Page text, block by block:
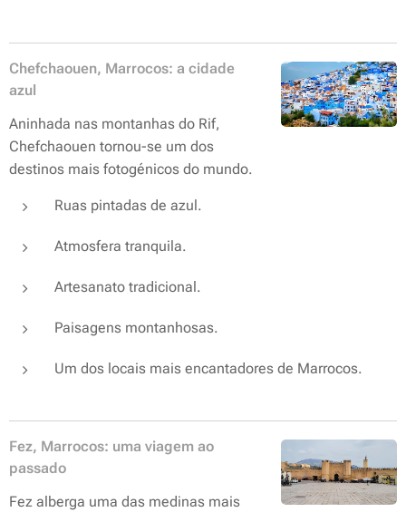
Chefchaouen, Marrocos: a cidade
azul
Aninhada nas montanhas do Rif,
Chefchaouen tornou-se um dos
destinos mais fotogénicos do mundo.
Ruas pintadas de azul.
Atmosfera tranquila.
Artesanato tradicional.
Paisagens montanhosas.
Um dos locais mais encantadores de Marrocos.
Fez, Marrocos: uma viagem ao
passado
Fez alberga uma das medinas mais